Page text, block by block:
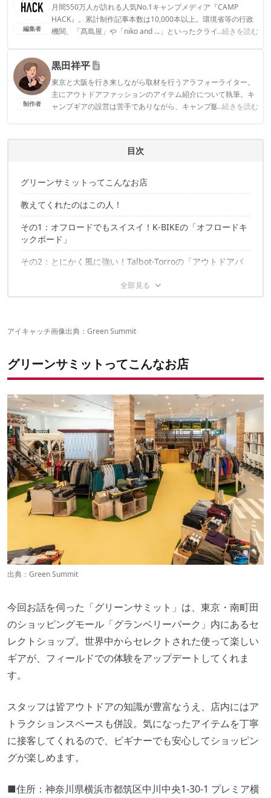
編集者
月間550万人が訪れる人気No.1キャンプメディア『CAMP
HACK』。累計制作記事本数は10,000本以上。環境省等の行政
機関、「髙島屋」や「niko and ...」といったクライアントとの
...続きを読む
CAMP HACK編集部のプロフィール
制作者
黒田祥平
東京と大阪を行き来しながら取材を行うアラフォーライター。
主にアウトドアファッションのアイテム紹介について執筆。キ
ャンプギアの設営は苦手でありながら、キャンプ飯を平らげる
...続きを読む
黒田祥平のプロフィール
目次
グリーンサミットってこんなお店
教えてくれたのはこの人！
その1：オフロードでもスイスイ！K-BIKEの「オフロードキ
ックボード」
その2：とにかく風に強い！Talbot-Torroの「アウトドアバ
その3：独特の感覚がヤミツキに！Petronの「クロスボウセ
その4：みんなで遊べるミニサイズ！tacticの「モルック ミ
その5：スマホと接続で超便利!? CELESTRONの「天体望遠
鏡」
その6：カスタムで遊び方無限大！Slackersの「スイングラ
イン」
その7：外す戻すの楽しい時間を共有！はずるの「キャスト
ラブ」
その8：戦略を立てながらの3秒ゲーム！ittenの「3秒トラ
イ！」
遊び道具を揃えてより豊かなファミリーキャンプを!!
アイキャッチ画像出典： Green Summit
グリーンサミットってこんなお店
出典： Green Summit
今回お話を伺った「グリーンサミット」は、東京・南町田
のショッピングモール「グランベリーパーク」内にあるセ
レクトショップ。世界中からセレクトされた使って楽しい
ギアが、フィールドでの体験をアップデートしてくれま
す。
スタッフは皆アウトドアの知識が豊富なうえ、店内にはア
トラクションスペースも併設。気になったアイテムを丁寧
に接客してくれるので、ビギナーでも安心してショッピン
グが楽しめます。
■住所：神奈川県横浜市都筑区中川中央1-30-1 プレミア横